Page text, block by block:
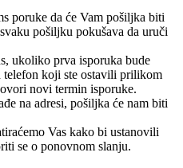
poruke da će Vam pošiljka biti
pošiljku pokušava da uruči
ukoliko prva isporuka bude
telefon koji ste ostavili prilikom
novi termin isporuke.
na adresi, pošiljka će nam biti
Vas kako bi ustanovili
se o ponovnom slanju.